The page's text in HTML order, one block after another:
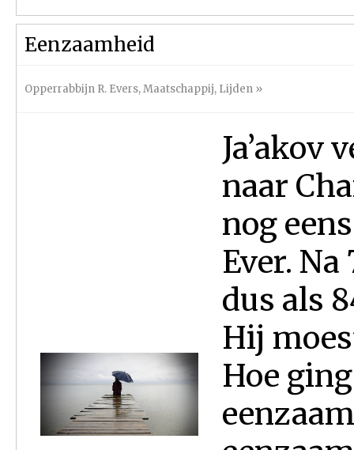
Eenzaamheid
Opperrabbijn R. Evers,Maatschappij, Lijden »
Ja’akov
naar
nog
Ever. Na
dus als
Hij
Hoe